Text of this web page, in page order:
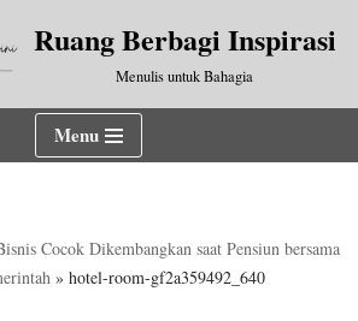
Ruang Berbagi Inspirasi
Menulis untuk Bahagia
Menu
Cocok Dikembangkan saat Pensiun bersama
» hotel-room-gf2a359492_640